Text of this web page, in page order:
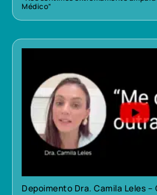
Médico”
Depoimento Dra. Camila Leles –